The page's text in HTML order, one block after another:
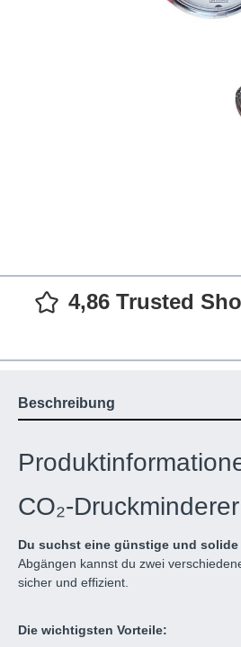
4,86 Trusted
Beschreibung
CO₂-
Du suchst eine günstige und
Abgängen kannst du zwei
sicher und effizient.
Die wichtigsten Vorteile: